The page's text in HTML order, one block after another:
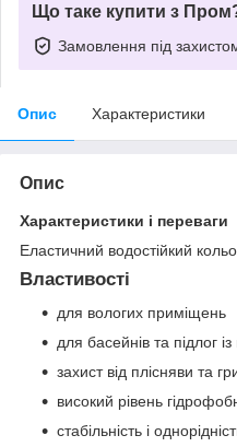
Що таке купити з
Замовлення під
Опис Характеристики
Опис
Характеристики і переваги
Еластичний водостійкий
Властивості
для вологих приміщень
для басейнів та підлог із
захист від плісняви та
високий рівень
стабільність і